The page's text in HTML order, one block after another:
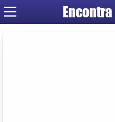
Encontra